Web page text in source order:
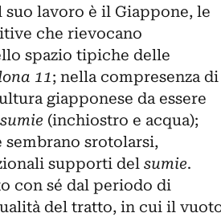
lavoro è il Giappone, le
che rievocano
spazio tipiche delle
11; nella compresenza di
giapponese da essere
sumie(inchiostro e acqua);
sembrano srotolarsi,
supporti del sumie.
con sé dal periodo di
del tratto, in cui il